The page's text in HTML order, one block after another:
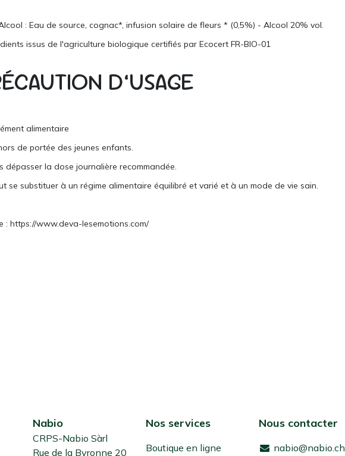
: Eau de source, cognac*, infusion solaire de fleurs * (0,5%) - Alcool 20% vol.
issus de l'agriculture biologique certifiés par Ecocert FR-BIO-01
D’USAGE
alimentaire
de portée des jeunes enfants.
dépasser la dose journalière recommandée.
se substituer à un régime alimentaire équilibré et varié et à un mode de vie sain.
: https://www.deva-lesemotions.com/
Nabio
CRPS-Nabio Sàrl
Rue de la Byronne 20
Nos services
Boutique en ligne
Nous contacter
nabio@nabio.ch